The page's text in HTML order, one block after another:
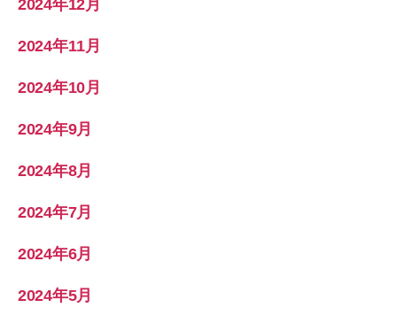
2024年12月
2024年11月
2024年10月
2024年9月
2024年8月
2024年7月
2024年6月
2024年5月